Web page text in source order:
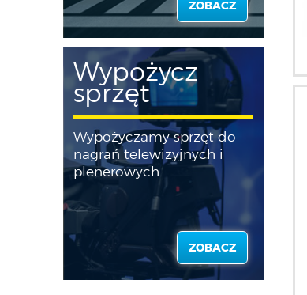
ZOBACZ
Wypożycz
sprzęt
Wypożyczamy sprzęt do
nagrań telewizyjnych i
plenerowych
ZOBACZ